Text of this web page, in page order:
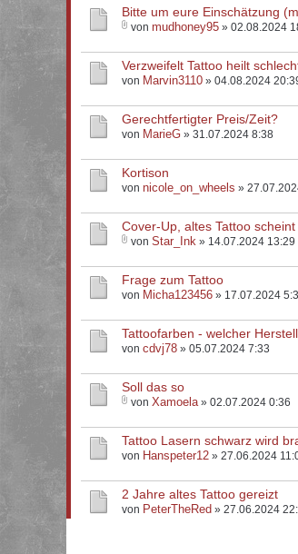
Bitte um eure Einschätzung
von mudhoney95 » 02.08.2024
Verzweifelt Tattoo heilt
von Marvin3110 » 04.08.2024
Gerechtfertigter Preis/Zeit?
von MarieG » 31.07.2024 8:38
Kortison
von nicole_on_wheels »
Cover-Up, altes Tattoo scheint
von Star_Ink » 14.07.2024 13:29
Frage zum Tattoo
von Micha123456 » 17.07.2024
Tattoofarben - welcher
von cdvj78 » 05.07.2024 7:33
Soll das so
von Xamoela» 02.07.2024 0:36
Tattoo Lasern schwarz wird
von Hanspeter12 » 27.06.2024
2 Jahre altes Tattoo gereizt
von PeterTheRed » 27.06.2024